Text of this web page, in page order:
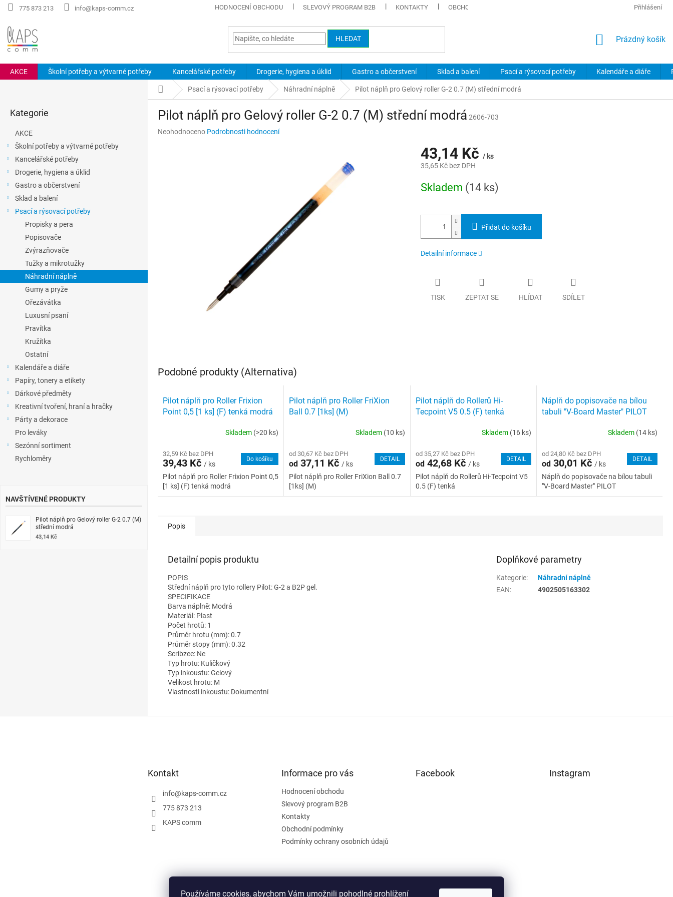
Používáme cookies, abychom Vám umožnili pohodlné prohlížení
Přejít
775 873 213 info@kaps-comm.cz HODNOCENÍ OBCHODU SLEVOVÝ PROGRAM B2B KONTAKTY OBCHODNÍ PODMÍNKY PODMÍNKY OCHRANY OSOBNÍCH ÚDAJŮ
Přihlášení
HLEDAT
NÁKUPNÍ
Prázdný košík
AKCE Školní potřeby a výtvarné potřeby Kancelářské potřeby Drogerie, hygiena a úklid Gastro a občerstvení Sklad a balení Psací a rýsovací potřeby Kalendáře a diáře
kategorie
Kategorie
AKCE
Školní potřeby a výtvarné potřeby
Kancelářské potřeby
Drogerie, hygiena a úklid
Gastro a občerstvení
Sklad a balení
Psací a rýsovací potřeby
Propisky a pera
Popisovače
Zvýrazňovače
Tužky a mikrotužky
Náhradní náplně
Gumy a pryže
Ořezávátka
Luxusní psaní
Pravítka
Kružítka
Ostatní
Kalendáře a diáře
Papíry, tonery a etikety
Dárkové předměty
Kreativní tvoření, hraní a hračky
Párty a dekorace
Pro leváky
Sezónní sortiment
Rychloměry
NAVŠTÍVENÉ PRODUKTY
Pilot náplň pro Gelový roller G-2 0.7 (M)
střední modrá
43,14 Kč
Domů Psací a rýsovací potřeby Náhradní náplně Pilot náplň pro Gelový roller G-2 0.7 (M) střední modrá
Pilot náplň pro Gelový roller G-2 0.7 (M) střední modrá 2606-703
Průměrné
Neohodnoceno Podrobnosti hodnocení
43,14 Kč / ks
35,65 Kč bez DPH
cena:
Skladem (14 ks)
Přidat do košíku
Detailní informace
TISK ZEPTAT SE HLÍDAT SDÍLET
Podobné produkty (Alternativa)
Pilot náplň pro Roller Frixion
Point 0,5 [1 ks] (F) tenká modrá
Skladem (>20 ks)
32,59 Kč bez DPH
39,43 Kč / ks
Do košíku
Pilot náplň pro Roller Frixion Point 0,5
[1 ks] (F) tenká modrá
Pilot náplň pro Roller FriXion
Ball 0.7 [1ks] (M)
Skladem (10 ks)
od 30,67 Kč bez DPH
od 37,11 Kč/ ks
DETAIL
Pilot náplň pro Roller FriXion Ball 0.7
[1ks] (M)
Pilot náplň do Rollerů Hi-
Tecpoint V5 0.5 (F) tenká
Skladem (16 ks)
od 35,27 Kč bez DPH
od42,68 Kč / ks
DETAIL
Pilot náplň do Rollerů Hi-Tecpoint V5
0.5 (F) tenká
Náplň do popisovače na bílou
tabuli "V-Board Master" PILOT
Skladem (14 ks)
od 24,80 Kč bez DPH
od30,01 Kč / ks
DETAIL
Náplň do popisovače na bílou tabuli
"V-Board Master" PILOT
Popis
Detailní popis produktu
POPIS
Střední náplň pro tyto rollery Pilot: G-2 a B2P gel.
SPECIFIKACE
Barva náplně: Modrá
Materiál: Plast
Počet hrotů: 1
Průměr hrotu (mm): 0.7
Průměr stopy (mm): 0.32
Scribzee: Ne
Typ hrotu: Kuličkový
Typ inkoustu: Gelový
Velikost hrotu: M
Vlastnosti inkoustu: Dokumentní
Doplňkové parametry
Kategorie:
Náhradní náplně
EAN: 4902505163302
Kontakt
info@kaps-comm.cz
775 873 213
KAPS comm
Informace pro vás
Hodnocení obchodu
Slevový program B2B
Kontakty
Obchodní podmínky
Podmínky ochrany osobních údajů
Facebook Instagram